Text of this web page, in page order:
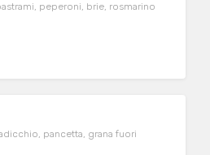
peperoni, brie, rosmarino
pancetta, grana fuori